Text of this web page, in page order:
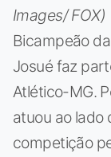
Images/ FOX)
Bicampeão
Josué faz
Atlético-MG.
atuou ao lado
competição